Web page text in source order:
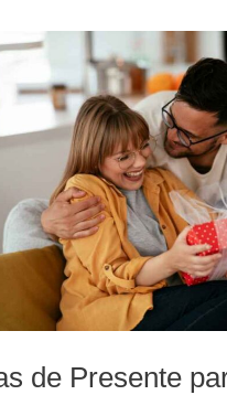
de Presente